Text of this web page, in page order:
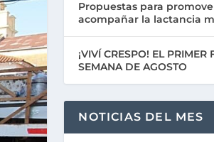
Propuestas para
acompañar la lactancia
¡VIVÍ CRESPO! EL PRIMER
SEMANA DE AGOSTO
NOTICIAS DEL MES